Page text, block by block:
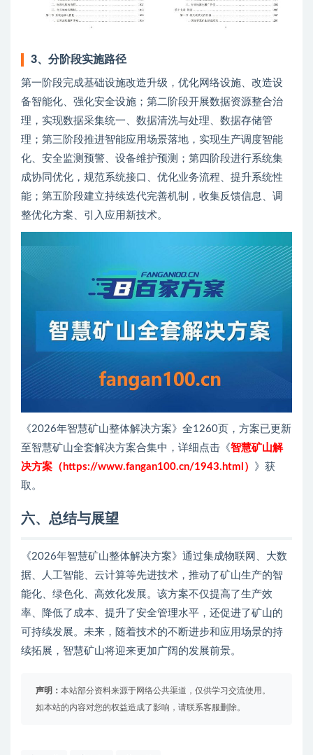
3、 分阶段实施路径
第一阶段完成基础设施改造升级，优化网络设施、改造设
备智能化、强化安全设施；第二阶段开展数据资源整合治
理，实现数据采集统一、数据清洗与处理、数据存储管
理；第三阶段推进智能应用场景落地，实现生产调度智能
化、安全监测预警、设备维护预测；第四阶段进行系统集
成协同优化，规范系统接口、优化业务流程、提升系统性
能；第五阶段建立持续迭代完善机制，收集反馈信息、调
整优化方案、引入应用新技术。
《2026年智慧矿山整体解决方案》全1260页，方案已更新
至智慧矿山全套解决方案合集中，详细点击《智慧矿山解
决方案（https://www.fangan100.cn/1943.html） 》获
取。
六、 总结与展望
《2026年智慧矿山整体解决方案》通过集成物联网、大数
据、人工智能、云计算等先进技术，推动了矿山生产的智
能化、绿色化、高效化发展。该方案不仅提高了生产效
率、降低了成本、提升了安全管理水平，还促进了矿山的
可持续发展。未来，随着技术的不断进步和应用场景的持
续拓展，智慧矿山将迎来更加广阔的发展前景。
声明： 本站部分资料来源于网络公共渠道，仅供学习交流使用。
如本站的内容对您的权益造成了影响，请联系客服删除。